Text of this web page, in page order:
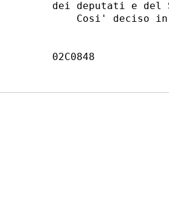
dei deputati e del
Cosi' deciso